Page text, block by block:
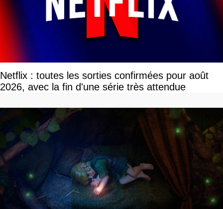
Netflix : toutes les sorties confirmées pour août
2026, avec la fin d'une série très attendue